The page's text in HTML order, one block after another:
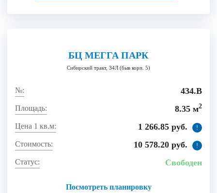
БЦ МЕГГА ПАРК
Сибирский тракт, 34Л (быв корп. 5)
434.В
8.35 м2
1 266.85 руб. !
10 578.20 руб. !
Посмотреть планировку
Свободен